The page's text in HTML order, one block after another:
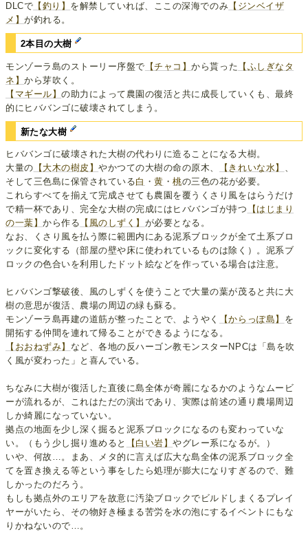
DLCで 【釣り】 を解禁していれば、ここの深海でのみ 【ジンベイザ
メ】が釣れる。
2本目の大樹
モンゾーラ島のストーリー序盤で 【チャコ】から貰った 【ふしぎなタ
ネ】から芽吹く。
【マギール】の助力によって農園の復活と共に成長していくも、最終
的にヒババンゴに破壊されてしまう。
新たな大樹
ヒババンゴに破壊された大樹の代わりに造ることになる大樹。
大量の 【大木の樹皮】やかつての大樹の命の原木、 【きれいな水】
そして三色島に保管されている白 ・黄 ・桃の三色の花が必要。
これらすべてを揃えて完成させても農園を覆うくさり風をはらうだけ
で精一杯であり、完全な大樹の完成にはヒババンゴが持つ
【はじまり
の一葉】から作る 【風のしずく】 が必要となる。
なお、くさり風を払う際に範囲内にある泥系ブロックが全て土系ブロ
ックに変化する（部屋の壁や床に使われているものは除く）。泥系ブ
ロックの色合いを利用したドット絵などを作っている場合は注意。
ヒババンゴ撃破後、風のしずくを使うことで大量の葉が茂ると共に大
樹の意思が復活、農場の周辺の緑も蘇る。
モンゾーラ島再建の道筋が整ったことで、ようやく
【からっぽ島】 を
開拓する仲間を連れて帰ることができるようになる。
【おおねずみ】 など、各地の反ハーゴン教モンスターNPCは「島を吹
く風が変わった」と喜んでいる。
ちなみに大樹が復活した直後に島全体が奇麗になるかのようなムービ
ーが流れるが、これはただの演出であり、実際は前述の通り農場周辺
しか綺麗になっていない。
拠点の地面を少し深く掘ると泥系ブロックになるのも変わっていな
い。（もう少し掘り進めると
【白い岩】やグレー系になるが。）
いや、何故…。まあ、メタ的に言えば広大な島全体の泥系ブロック全
てを置き換える等という事をしたら処理が膨大になりすぎるので、難
しかったのだろう。
もしも拠点外のエリアを故意に汚染ブロックでビルドしまくるプレイ
ヤーがいたら、その物好き極まる苦労を水の泡にするイベントにもな
りかねないので…。